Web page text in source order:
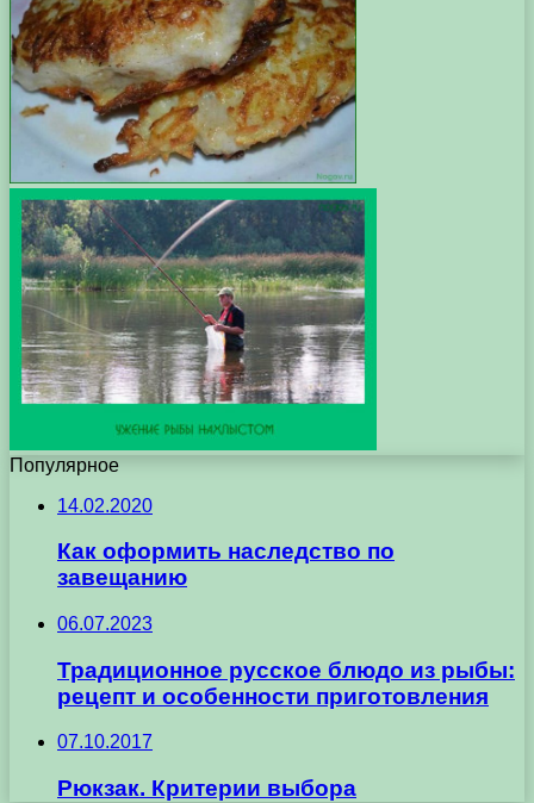
Популярное
14.02.2020
Как оформить наследство по
завещанию
06.07.2023
Традиционное русское блюдо из рыбы:
рецепт и особенности приготовления
07.10.2017
Рюкзак. Критерии выбора